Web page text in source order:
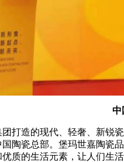
中
造的现代、轻奢、新锐瓷
陶瓷总部。堡玛世嘉陶瓷
质的生活元素，让人们生